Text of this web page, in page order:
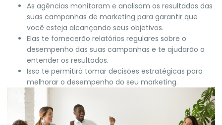
As agências monitoram e analisam os resultados das
suas campanhas de marketing para garantir que
você esteja alcançando seus objetivos.
Elas te fornecerão relatórios regulares sobre o
desempenho das suas campanhas e te ajudarão a
entender os resultados.
Isso te permitirá tomar decisões estratégicas para
melhorar o desempenho do seu marketing.